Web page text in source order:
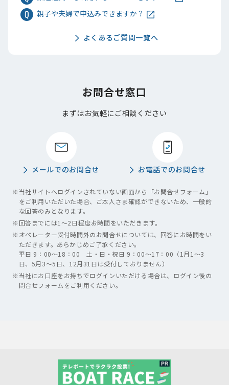
親子や夫婦で申込みできますか？
よくあるご質問一覧へ
お問合せ窓口
まずはお気軽にご相談ください
メールでのお問合せ お電話でのお問合せ
※当社サイトへログインされていない画面から「お問合せフォーム」
をご利用いただいた場合、ご本人さま確認ができないため、一般的
な回答のみとなります。
※回答までには1～2日程度お時間をいただきます。
※オペレーター受付時間外のお問合せについては、回答にお時間をい
ただきます。あらかじめご了承ください。
平日 9：00～18：00 土・日・祝日 9：00～17：00（1月1～3
日、5月3～5日、12月31日は受付しておりません）
※当社にお口座をお持ちでログインいただける場合は、ログイン後の
問合せフォームをご利用ください。